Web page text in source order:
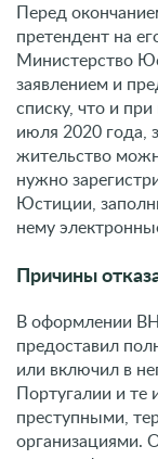
Перед
претендент на
Министерство
заявлением и
списку, что и
июля 2020 года,
жительство
нужно
Юстиции,
нему
Причины
В оформлении
предоставил
или включил в
Португалии и те
преступными,
организациями.